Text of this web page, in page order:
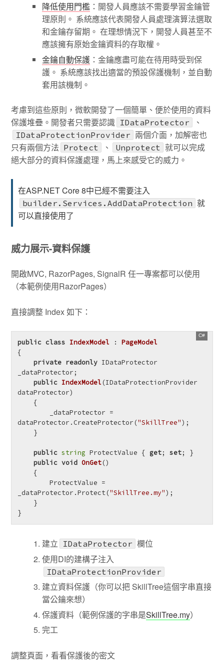
降低使用門檻 ：開發人員應該不需要學習金鑰管
理原則。 系統應該代表開發人員處理演算法選取
和金鑰存留期。 在理想情況下，開發人員甚至不
應該擁有原始金鑰資料的存取權。
金鑰自動保護 ：金鑰應盡可能在待用時受到保
護。 系統應該找出適當的預設保護機制，並自動
套用該機制。
考慮到這些原則，微軟開發了一個簡單、便於使用的資料
保護堆疊。開發者只需要認識 IDataProtector 、
IDataProtectionProvider 兩個介面，加解密也
只有兩個方法 Protect 、 Unprotect 就可以完成
絕大部分的資料保護處理，馬上來感受它的威力。
在ASP.NET Core 8中已經不需要注入
builder.Services.AddDataProtection 就
可以直接使用了
威力展示-資料保護
開啟MVC, RazorPages, SignalR 任一專案都可以使用
（本範例使用RazorPages）
直接調整 Index 如下：
public class IndexModel : PageModel
{
private readonly IDataProtector
_dataProtector;
public IndexModel(IDataProtectionProvider
dataProtector)
dataProtector.CreateProtector("SkillTree");
public string ProtectValue { get; set; }
public void OnGet()
        ProtectValue =
_dataProtector.Protect("SkillTree.my");
}
建立 IDataProtector 欄位
使用DI的建構子注入
IDataProtectionProvider
建立資料保護（你可以把 SkillTree這個字串直接
當公鑰來想）
保護資料（範例保護的字串是SkillTree.my）
完工
調整頁面，看看保護後的密文